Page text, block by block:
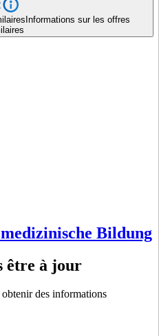
Informations sur les offres
Bildung
être à jour
des informations